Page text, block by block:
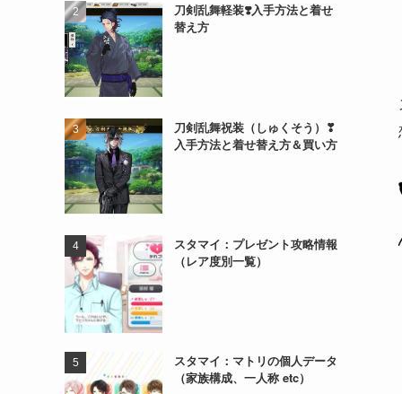
刀剣乱舞軽装❣️入手方法と着せ
替え方
刀剣乱舞祝装（しゅくそう）❣
入手方法と着せ替え方＆買い方
スタマイ：プレゼント攻略情報
（レア度別一覧）
スタマイ：マトリの個人データ
（家族構成、一人称 etc）